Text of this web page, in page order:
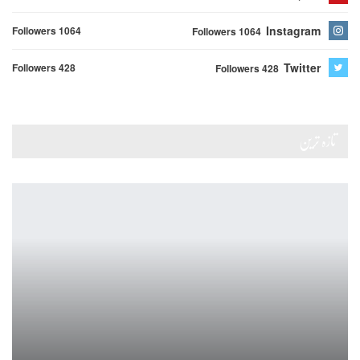
Instagram
Followers 1064
Followers 1064
Twitter
Followers 428
Followers 428